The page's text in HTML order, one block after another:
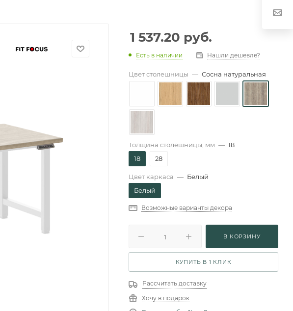
1 537.20 руб.
Есть в наличии Нашли дешевле?
Цвет столешницы — Сосна натуральная
Толщина столешницы, мм — 18
18
28
Цвет каркаса — Белый
Белый
Возможные варианты декора
В КОРЗИНУ
КУПИТЬ В 1 КЛИК
Рассчитать доставку
Хочу в подарок